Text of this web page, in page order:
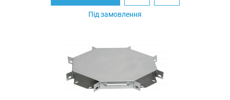
Під замовлення